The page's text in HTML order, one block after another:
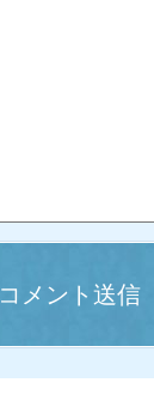
コメント送信